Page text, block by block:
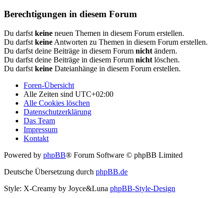
Berechtigungen in diesem Forum
Du darfst keine neuen Themen in diesem Forum erstellen.
Du darfst keine Antworten zu Themen in diesem Forum erstellen.
Du darfst deine Beiträge in diesem Forum nicht ändern.
Du darfst deine Beiträge in diesem Forum nicht löschen.
Du darfst keine Dateianhänge in diesem Forum erstellen.
Foren-Übersicht
Alle Zeiten sind UTC+02:00
Alle Cookies löschen
Datenschutzerklärung
Das Team
Impressum
Kontakt
Powered by phpBB® Forum Software © phpBB Limited
Deutsche Übersetzung durch phpBB.de
Style: X-Creamy by Joyce&Luna phpBB-Style-Design